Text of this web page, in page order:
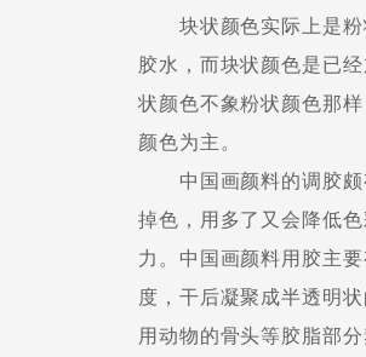
块状颜色实际上是粉
胶水，而块状颜色是已
状颜色不象粉状颜色那
颜色为主。
中国画颜料的调胶颇
掉色，用多了又会降低
力。中国画颜料用胶主
度，干后凝聚成半透明
用动物的骨头等胶脂部